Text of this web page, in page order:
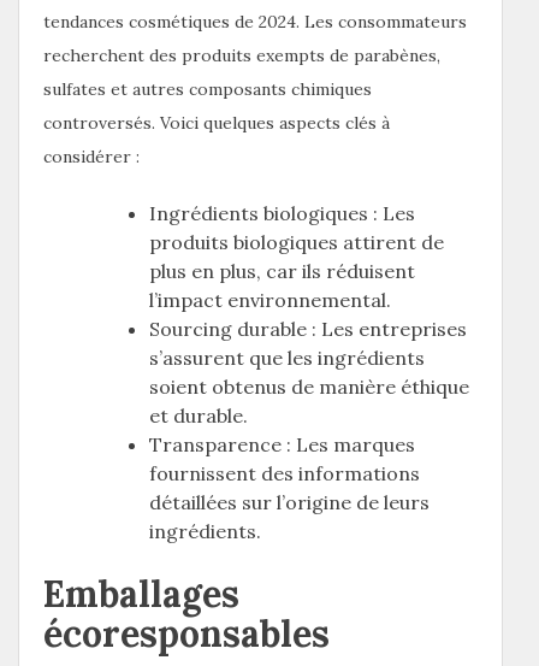
tendances cosmétiques de 2024. Les consommateurs
recherchent des produits exempts de parabènes,
sulfates et autres composants chimiques
controversés. Voici quelques aspects clés à
considérer :
Ingrédients biologiques : Les
produits biologiques attirent de
plus en plus, car ils réduisent
l’impact environnemental.
Sourcing durable : Les entreprises
s’assurent que les ingrédients
soient obtenus de manière éthique
et durable.
Transparence : Les marques
fournissent des informations
détaillées sur l’origine de leurs
ingrédients.
Emballages
écoresponsables